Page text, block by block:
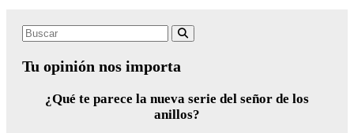
Search
Tu opinión nos importa
¿Qué te parece la nueva serie del señor de los
anillos?